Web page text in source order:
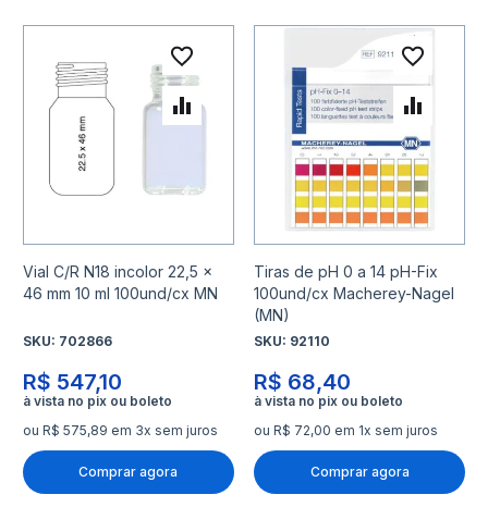
Vial C/R N18 incolor 22,5 x
46 mm 10 ml 100und/cx MN
SKU: 702866
R$ 547,10
ou R$ 575,89 em 3x sem juros
Comprar agora
Adicionar à lista de
Adicionar para Comparar
Tiras de pH 0 a 14 pH-Fix
100und/cx Macherey-Nagel
(MN)
SKU: 92110
R$ 68,40
ou R$ 72,00 em 1x sem juros
Comprar agora